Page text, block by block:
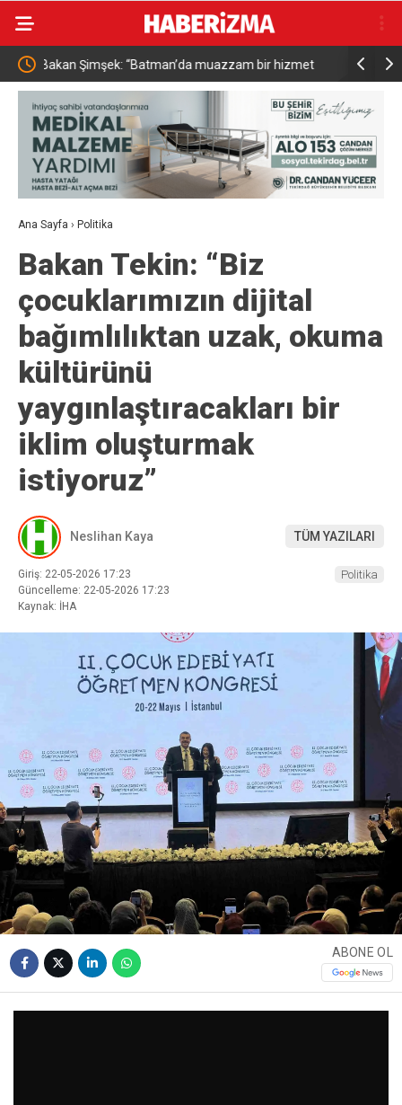
Resul Dindar ve Ümit Yaşar, Kastamonu’da binlerce
vatandaşa unutulmaz bir gece yaşattı
Ana Sayfa › Politika
Bakan Tekin: “Biz
çocuklarımızın dijital
bağımlılıktan uzak, okuma
kültürünü
yaygınlaştıracakları bir
iklim oluşturmak
istiyoruz”
Neslihan Kaya TÜM YAZILARI
Giriş: 22-05-2026 17:23
Güncelleme: 22-05-2026 17:23
Kaynak: İHA
Politika
ABONE OL